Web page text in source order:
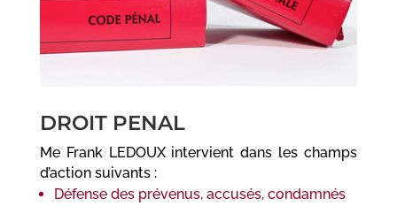
DROIT PENAL
Me Frank LEDOUX intervient dans les champs
d’action suivants :
Défense des prévenus, accusés, condamnés